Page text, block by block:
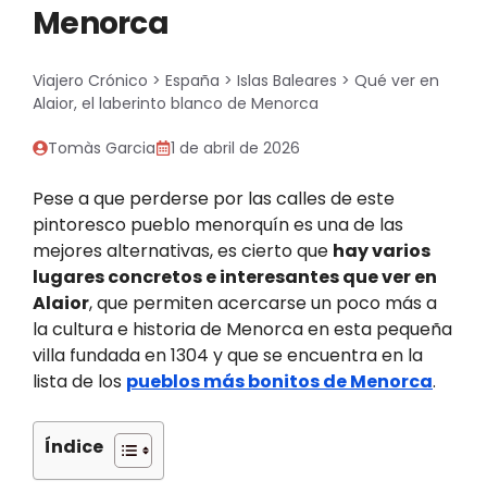
Menorca
Viajero Crónico > España > Islas Baleares > Qué ver en
Alaior, el laberinto blanco de Menorca
Tomàs Garcia 1 de abril de 2026
Pese a que perderse por las calles de este
pintoresco pueblo menorquín es una de las
mejores alternativas, es cierto que hay varios
lugares concretos e interesantes que ver en
Alaior, que permiten acercarse un poco más a
la cultura e historia de Menorca en esta pequeña
villa fundada en 1304 y que se encuentra en la
lista de los pueblos más bonitos de Menorca.
Índice